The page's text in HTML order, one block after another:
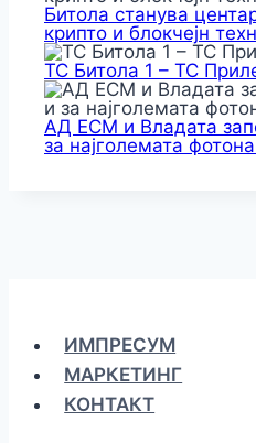
Битола станува
крипто и блокчејн
ТС Битола 1 – ТС
АД ЕСМ и Владата
за најголемата
ИМПРЕСУМ
МАРКЕТИНГ
КОНТАКТ